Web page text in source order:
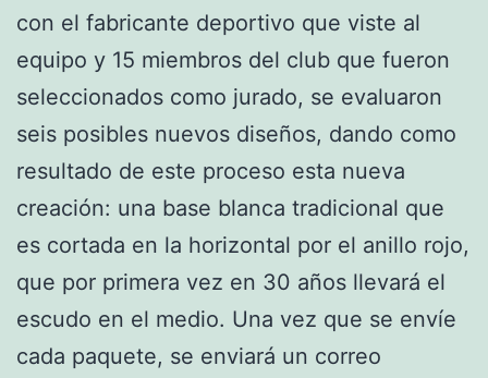
con el fabricante deportivo que viste al
equipo y 15 miembros del club que fueron
seleccionados como jurado, se evaluaron
seis posibles nuevos diseños, dando como
resultado de este proceso esta nueva
creación: una base blanca tradicional que
es cortada en la horizontal por el anillo rojo,
que por primera vez en 30 años llevará el
escudo en el medio. Una vez que se envíe
cada paquete, se enviará un correo